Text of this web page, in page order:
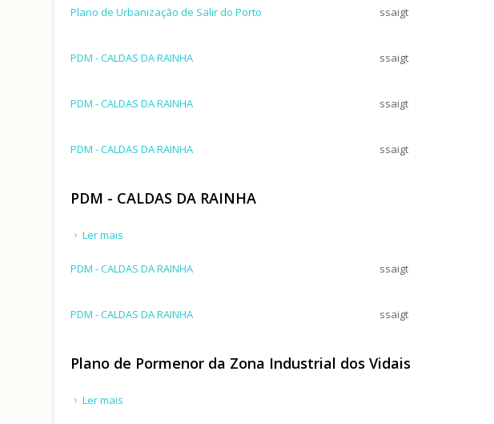
Plano de Urbanização de Salir do Porto ssaigt
PDM - CALDAS DA RAINHA ssaigt
PDM - CALDAS DA RAINHA ssaigt
PDM - CALDAS DA RAINHA ssaigt
PDM - CALDAS DA RAINHA
Ler mais
PDM - CALDAS DA RAINHA ssaigt
PDM - CALDAS DA RAINHA ssaigt
Plano de Pormenor da Zona Industrial dos Vidais
Ler mais